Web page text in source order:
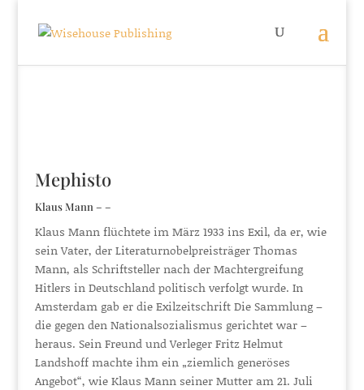
Mephisto
Klaus Mann – –
Klaus Mann flüchtete im März 1933 ins Exil, da er, wie
sein Vater, der Literaturnobelpreisträger Thomas
Mann, als Schriftsteller nach der Machtergreifung
Hitlers in Deutschland politisch verfolgt wurde. In
Amsterdam gab er die Exilzeitschrift Die Sammlung –
die gegen den Nationalsozialismus gerichtet war –
heraus. Sein Freund und Verleger Fritz Helmut
Landshoff machte ihm ein „ziemlich generöses
Angebot“, wie Klaus Mann seiner Mutter am 21. Juli